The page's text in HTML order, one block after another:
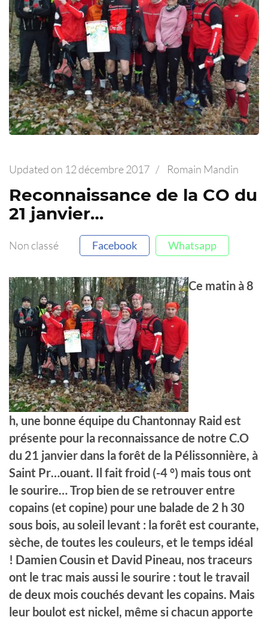
Updated on 12 décembre 2017 / Romain Mandin
Reconnaissance de la CO du
21 janvier…
Non classé Facebook Whatsapp
Ce matin à 8
h, une bonne équipe du Chantonnay Raid est
présente pour la reconnaissance de notre C.O
du 21 janvier dans la forêt de la Pélissonnière, à
Saint Pr…ouant. Il fait froid (-4 °) mais tous ont
le sourire… Trop bien de se retrouver entre
copains (et copine) pour une balade de 2 h 30
sous bois, au soleil levant : la forêt est courante,
sèche, de toutes les couleurs, et le temps idéal
! Damien Cousin et David Pineau, nos traceurs
ont le trac mais aussi le sourire : tout le travail
de deux mois couchés devant les copains. Mais
leur boulot est nickel, même si chacun apporte